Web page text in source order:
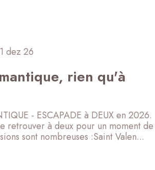
dez 26
rien qu'à
- ESCAPADE à DEUX en 2026.
retrouver à deux pour un moment de
sont nombreuses :Saint Valen...